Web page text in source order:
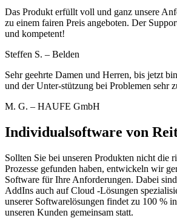
Das Produkt erfüllt voll und ganz unsere
zu einem fairen Preis angeboten. Der
und kompetent!
Steffen S. – Belden
Sehr geehrte Damen und Herren, bis jetzt
und der Unter-stützung bei Problemen sehr
M. G. – HAUFE GmbH
Individualsoftware von
Sollten Sie bei unseren Produkten nicht die
Prozesse gefunden haben, entwickeln wir
Software für Ihre Anforderungen. Dabei
AddIns auch auf Cloud -Lösungen
unserer Softwarelösungen findet zu 100 %
unseren Kunden gemeinsam statt.